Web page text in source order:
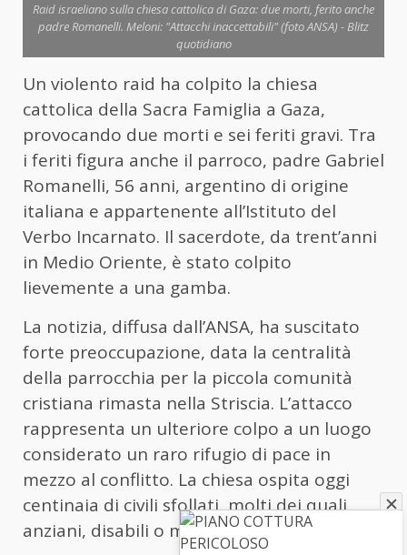
Raid israeliano sulla chiesa cattolica di Gaza: due morti, ferito anche
padre Romanelli. Meloni: "Attacchi inaccettabili" (foto ANSA) - Blitz
quotidiano
Un violento raid ha colpito la chiesa
cattolica della Sacra Famiglia a Gaza,
provocando due morti e sei feriti gravi. Tra
i feriti figura anche il parroco, padre Gabriel
Romanelli, 56 anni, argentino di origine
italiana e appartenente all’Istituto del
Verbo Incarnato. Il sacerdote, da trent’anni
in Medio Oriente, è stato colpito
lievemente a una gamba.
La notizia, diffusa dall’ANSA, ha suscitato
forte preoccupazione, data la centralità
della parrocchia per la piccola comunità
cristiana rimasta nella Striscia. L’attacco
rappresenta un ulteriore colpo a un luogo
considerato un raro rifugio di pace in
mezzo al conflitto. La chiesa ospita oggi
centinaia di civili sfollati, molti dei quali
anziani, disabili o malati.